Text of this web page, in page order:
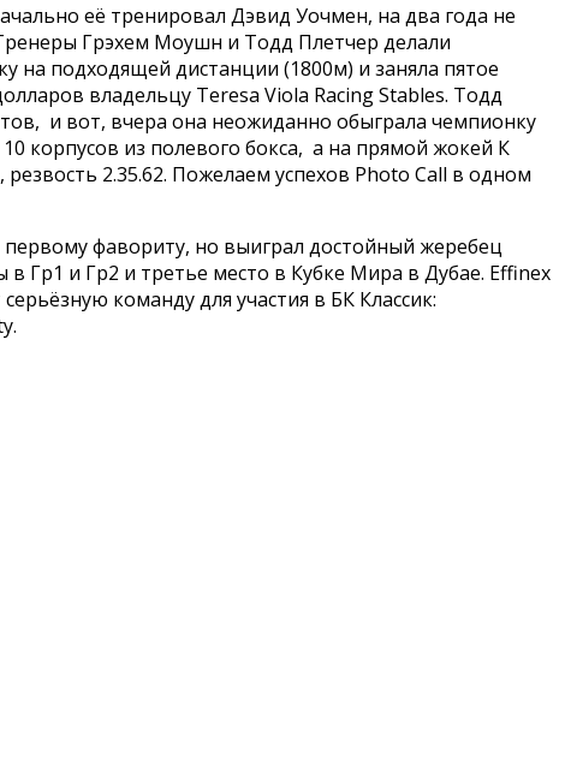
её тренировал Дэвид Уочмен, на два года не
Грэхем Моушн и Тодд Плетчер делали
на подходящей дистанции (1800м) и заняла пятое
владельцу Teresa Viola Racing Stables. Тодд
и вот, вчера она неожиданно обыграла чемпионку
корпусов из полевого бокса, а на прямой жокей К
2.35.62. Пожелаем успехов Photo Call в одном
первому фавориту, но выиграл достойный жеребец
Гр1 и Гр2 и третье место в Кубке Мира в Дубае. Effinex
команду для участия в БК Классик: